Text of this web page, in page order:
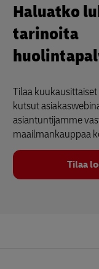
Haluatko
tarinoita
Tilaa
kutsut
asiantuntijamme
maailmankauppaa
Tilaa